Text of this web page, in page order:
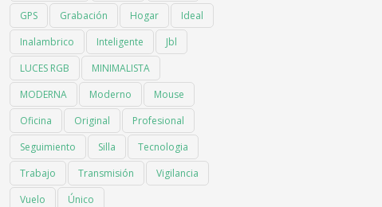
GPS
Grabación Hogar
Ideal
Inalambrico
Inteligente
Jbl
LUCES RGB
MINIMALISTA
MODERNA
Moderno
Mouse
Oficina
Original
Profesional
Seguimiento
Silla
Tecnologia
Trabajo
Transmisión
Vigilancia
Vuelo
Único